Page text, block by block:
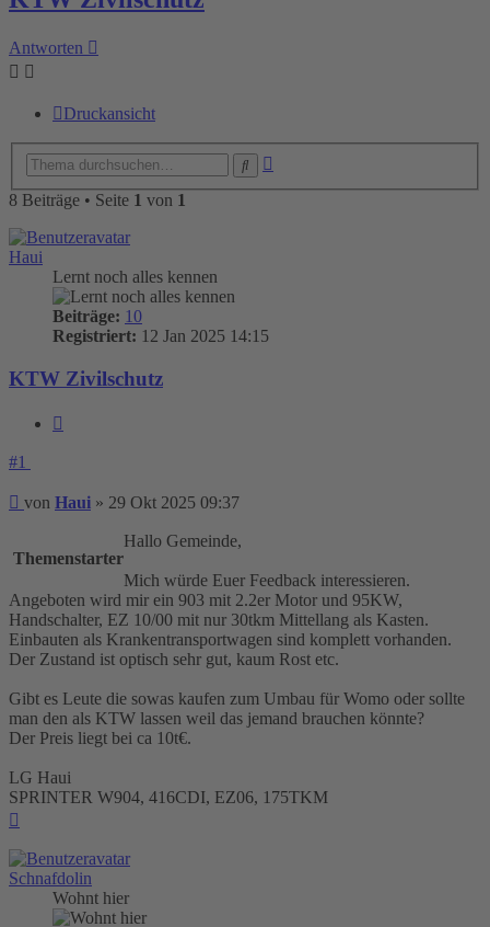
Antworten
Druckansicht
8 Beiträge • Seite 1 von 1
Haui
Lernt noch alles kennen
Beiträge: 10
Registriert: 12 Jan 2025 14:15
KTW Zivilschutz
#1
Beitrag
von Haui » 29 Okt 2025 09:37
Themenstarter
Hallo Gemeinde,
Mich würde Euer Feedback interessieren.
Angeboten wird mir ein 903 mit 2.2er Motor und 95KW,
Handschalter, EZ 10/00 mit nur 30tkm Mittellang als Kasten.
Einbauten als Krankentransportwagen sind komplett vorhanden.
Der Zustand ist optisch sehr gut, kaum Rost etc.
Gibt es Leute die sowas kaufen zum Umbau für Womo oder sollte
man den als KTW lassen weil das jemand brauchen könnte?
Der Preis liegt bei ca 10t€.
LG Haui
SPRINTER W904, 416CDI, EZ06, 175TKM
Schnafdolin
Wohnt hier